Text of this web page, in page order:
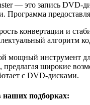
— это запись DVD-
Программа
конвертации и
алгоритм
мощный инструмент
широкие
с DVD-дисками.
наших подборках: